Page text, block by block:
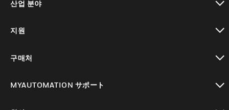
산업 분야
지원
구매처
MYAUTOMATION サポート